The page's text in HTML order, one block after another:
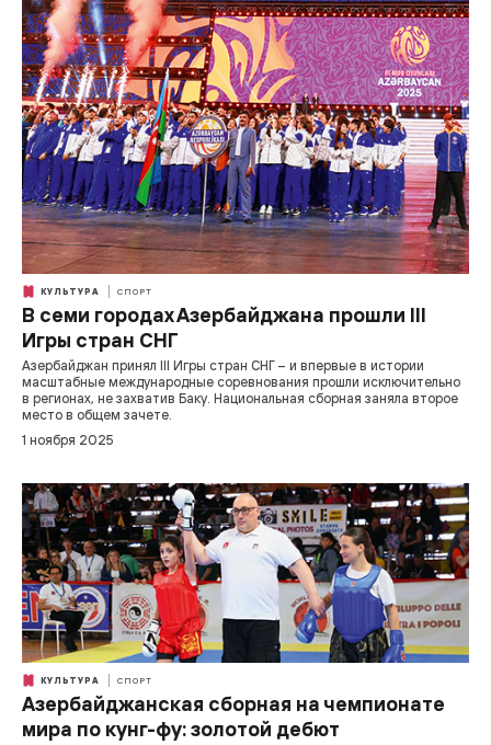
КУЛЬТУРА СПОРТ
В семи городах Азербайджана прошли III
Игры стран СНГ
Азербайджан принял III Игры стран СНГ – и впервые в истории
масштабные международные соревнования прошли исключительно
в регионах, не захватив Баку. Национальная сборная заняла второе
место в общем зачете.
1 ноября 2025
КУЛЬТУРА СПОРТ
Азербайджанская сборная на чемпионате
мира по кунг-фу: золотой дебют